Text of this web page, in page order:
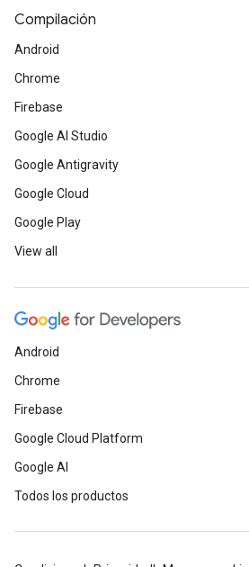
Compilación
Android
Chrome
Firebase
Google AI Studio
Google Antigravity
Google Cloud
Google Play
View all
Android
Chrome
Firebase
Google Cloud Platform
Google AI
Todos los productos